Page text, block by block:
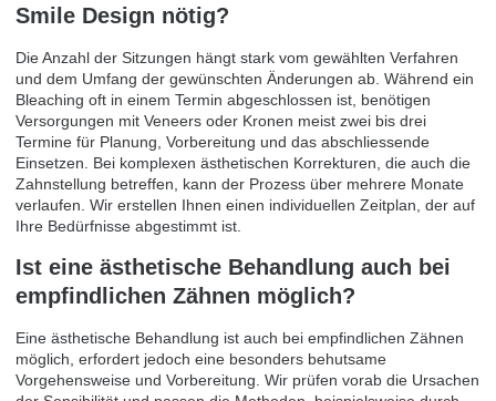
Smile Design nötig?
Die Anzahl der Sitzungen hängt stark vom gewählten Verfahren
und dem Umfang der gewünschten Änderungen ab. Während ein
Bleaching oft in einem Termin abgeschlossen ist, benötigen
Versorgungen mit Veneers oder Kronen meist zwei bis drei
Termine für Planung, Vorbereitung und das abschliessende
Einsetzen. Bei komplexen ästhetischen Korrekturen, die auch die
Zahnstellung betreffen, kann der Prozess über mehrere Monate
verlaufen. Wir erstellen Ihnen einen individuellen Zeitplan, der auf
Ihre Bedürfnisse abgestimmt ist.
Ist eine ästhetische Behandlung auch bei
empfindlichen Zähnen möglich?
Eine ästhetische Behandlung ist auch bei empfindlichen Zähnen
möglich, erfordert jedoch eine besonders behutsame
Vorgehensweise und Vorbereitung. Wir prüfen vorab die Ursachen